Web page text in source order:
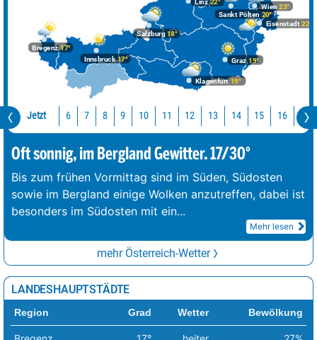
Bregenz17°
Graz19°
Innsbruck17°
Klagenfurt 19°
Linz22°
Salzburg18°
Wien 23°
Eisenstadt 22°
Sankt Pölten 20°
Jetzt 6 7 8 9 10 11 12 13 14 15 16 17
Oft sonnig, im Bergland Gewitter. 17/30°
Bis zum frühen Vormittag sind im Süden, Südosten
sowie im Bergland einige Wolken anzutreffen, dabei ist
besonders im Südosten mit ein...
Mehr lesen
mehr Österreich-Wetter
LANDESHAUPTSTÄDTE
Region Grad Wetter Bewölkung